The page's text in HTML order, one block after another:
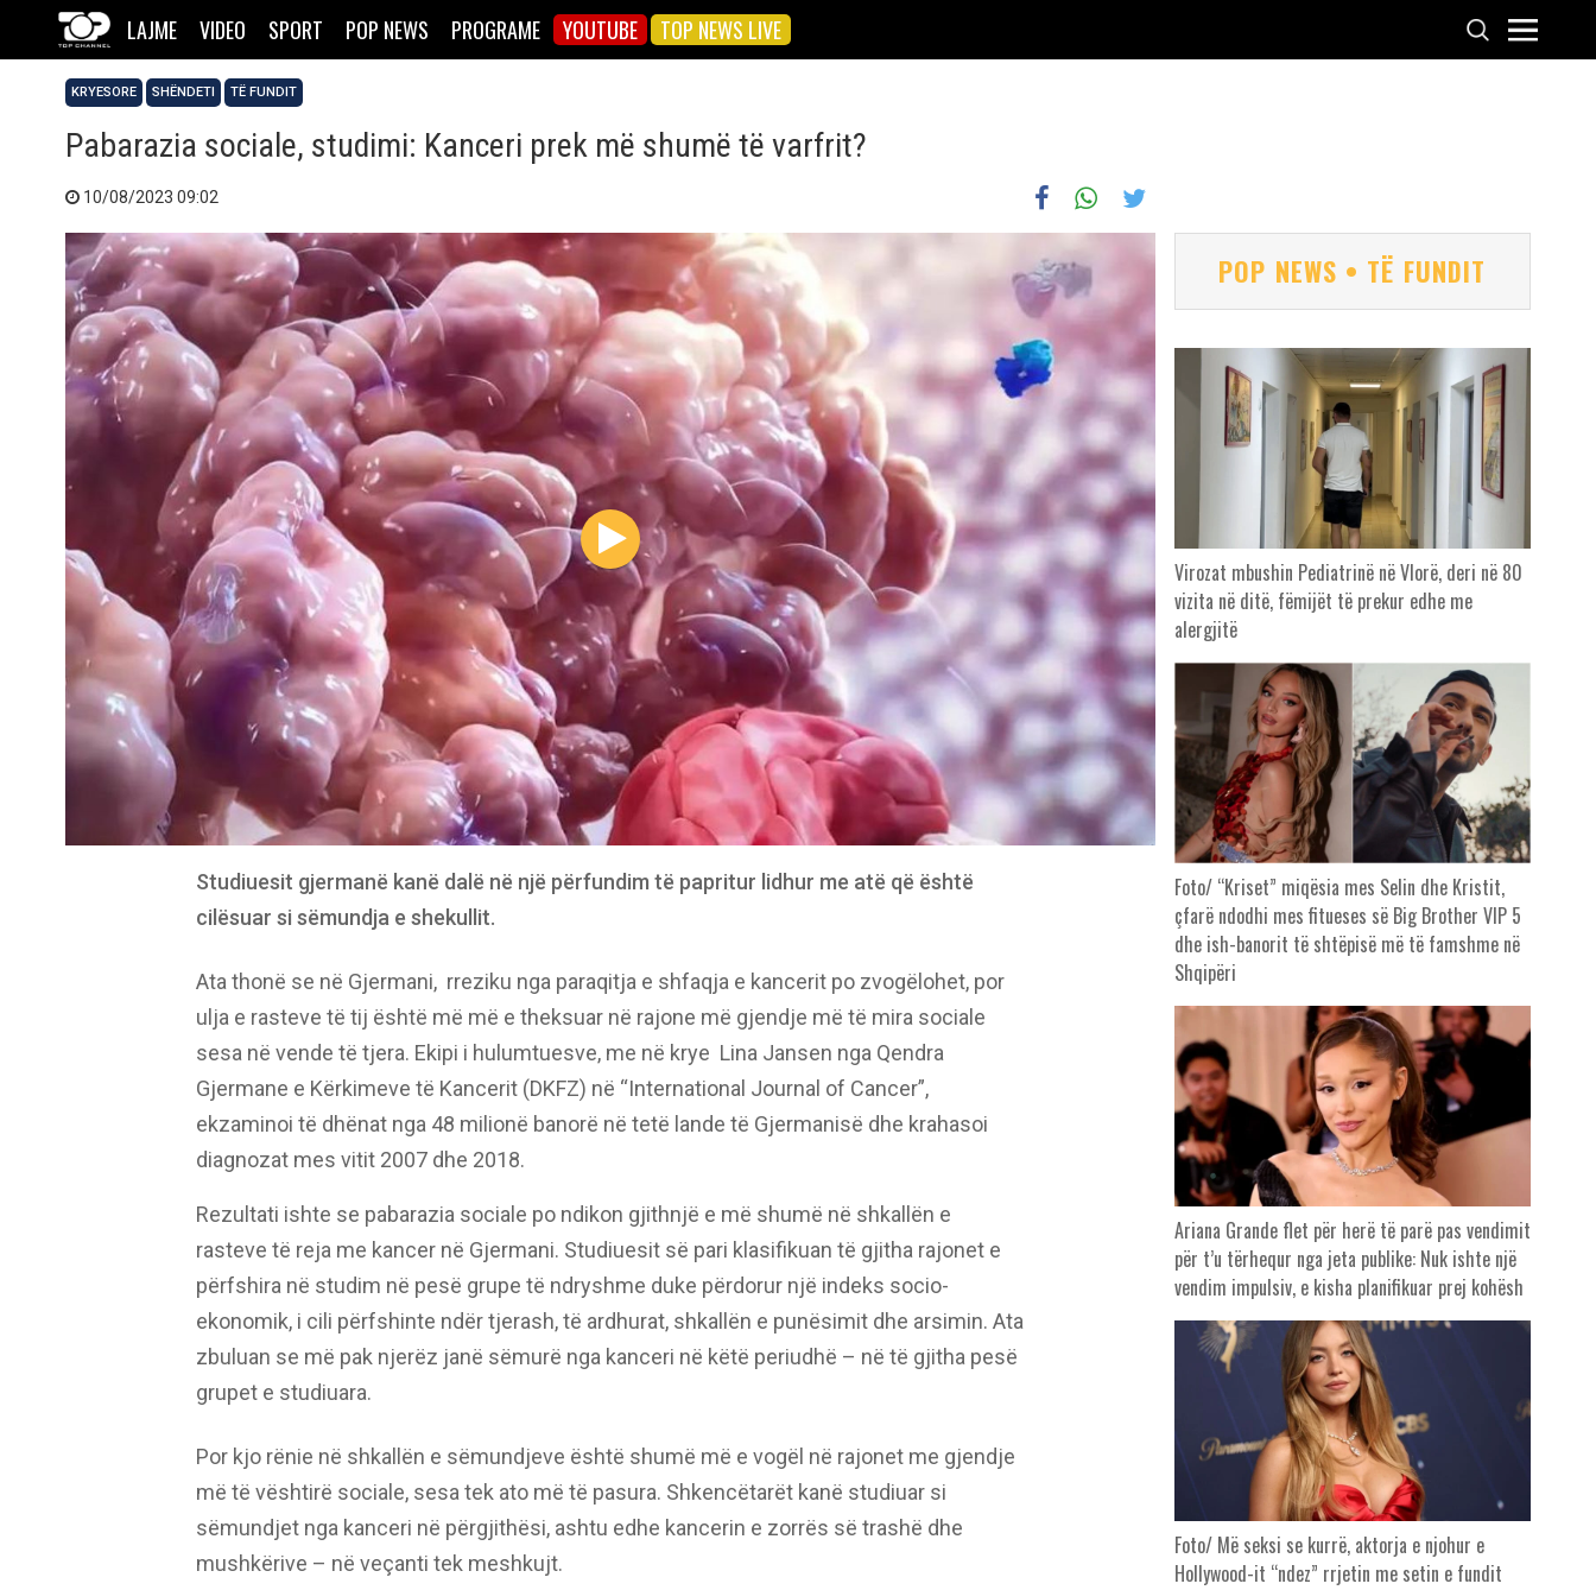
LAJME VIDEO SPORT POP NEWS PROGRAME YOUTUBE TOP NEWS LIVE
KRYESORE SHËNDETI TË FUNDIT
Pabarazia sociale, studimi: Kanceri prek më shumë të varfrit?
10/08/2023 09:02
Studiuesit gjermanë kanë dalë në një përfundim të papritur lidhur me atë që është
cilësuar si sëmundja e shekullit.
Ata thonë se në Gjermani, rreziku nga paraqitja e shfaqja e kancerit po zvogëlohet, por
ulja e rasteve të tij është më më e theksuar në rajone më gjendje më të mira sociale
sesa në vende të tjera. Ekipi i hulumtuesve, me në krye Lina Jansen nga Qendra
Gjermane e Kërkimeve të Kancerit (DKFZ) në “International Journal of Cancer”,
ekzaminoi të dhënat nga 48 milionë banorë në tetë lande të Gjermanisë dhe krahasoi
diagnozat mes vitit 2007 dhe 2018.
Rezultati ishte se pabarazia sociale po ndikon gjithnjë e më shumë në shkallën e
rasteve të reja me kancer në Gjermani. Studiuesit së pari klasifikuan të gjitha rajonet e
përfshira në studim në pesë grupe të ndryshme duke përdorur një indeks socio-
ekonomik, i cili përfshinte ndër tjerash, të ardhurat, shkallën e punësimit dhe arsimin. Ata
zbuluan se më pak njerëz janë sëmurë nga kanceri në këtë periudhë – në të gjitha pesë
grupet e studiuara.
Por kjo rënie në shkallën e sëmundjeve është shumë më e vogël në rajonet me gjendje
më të vështirë sociale, sesa tek ato më të pasura. Shkencëtarët kanë studiuar si
sëmundjet nga kanceri në përgjithësi, ashtu edhe kancerin e zorrës së trashë dhe
mushkërive – në veçanti tek meshkujt.
POP NEWS • TË FUNDIT
Virozat mbushin Pediatrinë në Vlorë, deri në 80
vizita në ditë, fëmijët të prekur edhe me
alergjitë
Foto/ “Kriset” miqësia mes Selin dhe Kristit,
çfarë ndodhi mes fitueses së Big Brother VIP 5
dhe ish-banorit të shtëpisë më të famshme në
Shqipëri
Ariana Grande flet për herë të parë pas vendimit
për t’u tërhequr nga jeta publike: Nuk ishte një
vendim impulsiv, e kisha planifikuar prej kohësh
Foto/ Më seksi se kurrë, aktorja e njohur e
Hollywood-it “ndez” rrjetin me setin e fundit